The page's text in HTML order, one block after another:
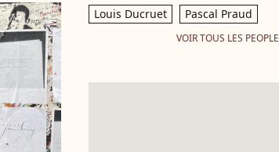
Louis Ducruet
Pascal Praud
VOIR TOUS LES PEOPLE